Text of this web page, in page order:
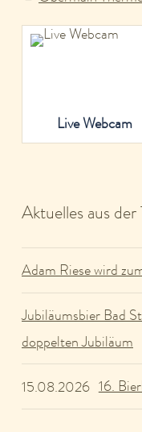
Live Webcam
Aktuelles aus
Adam Riese wird
Jubiläumsbier Bad
doppelten Jubiläum
15.08.2026 16.